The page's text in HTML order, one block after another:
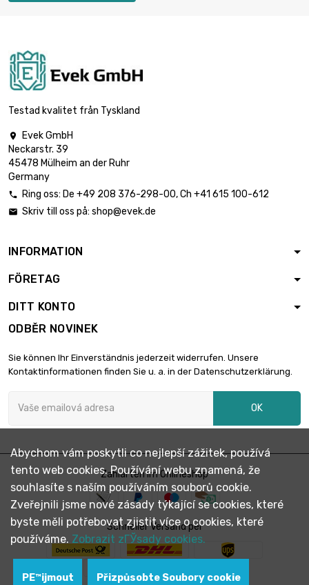
délka : 5 Meter
průměr : 0.8mm
délka : 10 Meter
délka : 25 Meter
průměr : 0.8mm
1 287,77 €
délka : 1 Meter
délka : 2 Meter
průměr : 1mm
160,97 €
délka : 5 Meter
průměr : 1mm
321,94 €
Testad kvalitet från Tyskland

Evek GmbH
Neckarstr. 39
45478 Mülheim an der Ruhr
Germany
 Ring oss: De +49 208 376-298-00, Ch +41 615 100-612
 Skriv till oss på: shop@evek.de
INFORMATION
FÖRETAG
DITT KONTO
ODBĚR NOVINEK
Sie können Ihr Einverständnis jederzeit widerrufen. Unsere
Kontaktinformationen finden Sie u. a. in der Datenschutzerklärung.
OK
Zahlarten im Onlineshop
Schneller Versand per
Abychom vám poskytli co nejlepší zážitek, používá
tento web cookies. Používání webu znamená, že
souhlasíte s naším používáním souborů cookie.
Zveřejnili jsme nové zásady týkající se cookies, které
byste měli potřebovat zjistit více o cookies, které
používáme. Zobrazit zГЎsady cookies.
PЕ™ijmout Přizpůsobte Soubory cookie